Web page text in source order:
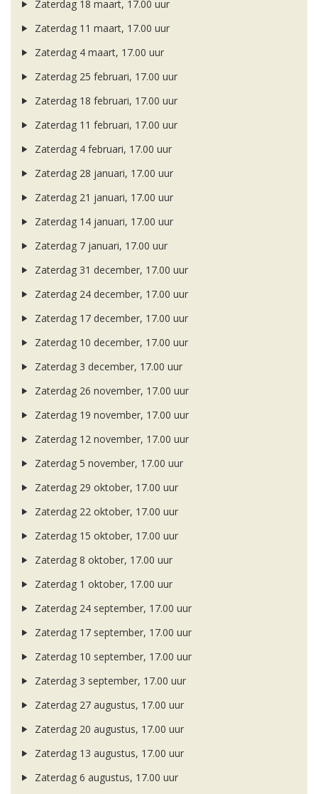
Zaterdag 18 maart, 17.00 uur
Zaterdag 11 maart, 17.00 uur
Zaterdag 4 maart, 17.00 uur
Zaterdag 25 februari, 17.00 uur
Zaterdag 18 februari, 17.00 uur
Zaterdag 11 februari, 17.00 uur
Zaterdag 4 februari, 17.00 uur
Zaterdag 28 januari, 17.00 uur
Zaterdag 21 januari, 17.00 uur
Zaterdag 14 januari, 17.00 uur
Zaterdag 7 januari, 17.00 uur
Zaterdag 31 december, 17.00 uur
Zaterdag 24 december, 17.00 uur
Zaterdag 17 december, 17.00 uur
Zaterdag 10 december, 17.00 uur
Zaterdag 3 december, 17.00 uur
Zaterdag 26 november, 17.00 uur
Zaterdag 19 november, 17.00 uur
Zaterdag 12 november, 17.00 uur
Zaterdag 5 november, 17.00 uur
Zaterdag 29 oktober, 17.00 uur
Zaterdag 22 oktober, 17.00 uur
Zaterdag 15 oktober, 17.00 uur
Zaterdag 8 oktober, 17.00 uur
Zaterdag 1 oktober, 17.00 uur
Zaterdag 24 september, 17.00 uur
Zaterdag 17 september, 17.00 uur
Zaterdag 10 september, 17.00 uur
Zaterdag 3 september, 17.00 uur
Zaterdag 27 augustus, 17.00 uur
Zaterdag 20 augustus, 17.00 uur
Zaterdag 13 augustus, 17.00 uur
Zaterdag 6 augustus, 17.00 uur